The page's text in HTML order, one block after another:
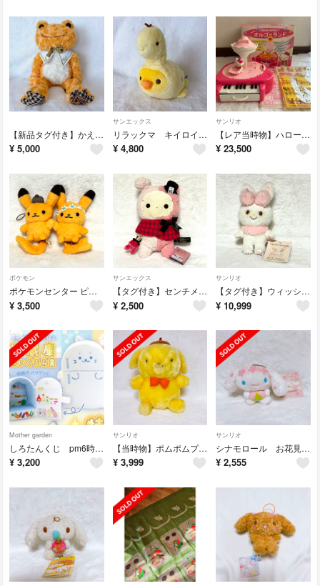
【新品タグ付き】かえるのピクルス 30th アニバーサリー銀座松屋限定ぬいぐるみ
¥ 5,000
サンエックス
リラックマ キイロイトリ きょうりゅうごっこ ぬいぐるみ
¥ 4,800
サンリオ
【レア当時物】ハローキティ New オルゴーランド レトロ 希少
¥ 23,500
ポケモン
ポケモンセンター ピカチュウペアマスコット little Tales ぬいぐるみ
¥ 3,500
サンエックス
【タグ付き】センチメンタルサーカス あつめてぬいぐるみ ケープ
¥ 2,500
サンリオ
【タグ付き】ウィッシュミーメル マスコットホルダー THANKS PARTY
¥ 10,999
Mother garden
しろたんくじ pm6時 夜ごはん 冷蔵庫ぬいぐるみ賞
¥ 3,200
サンリオ
【当時物】ポムポムプリン ぬいぐるみ
¥ 3,999
サンリオ
シナモロール お花見マスコット 桜餅
¥ 2,555